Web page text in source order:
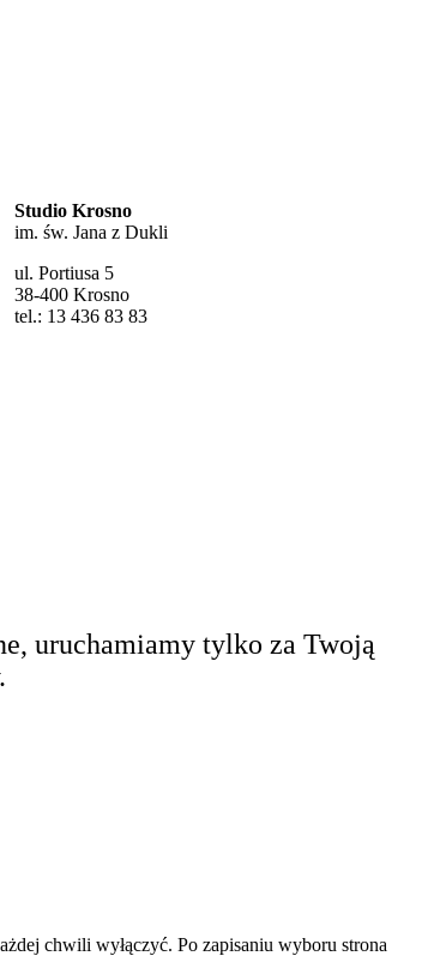
Studio Krosno
im. św. Jana z Dukli
ul. Portiusa 5
38-400 Krosno
tel.: 13 436 83 83
uruchamiamy tylko za Twoją
chwili wyłączyć. Po zapisaniu wyboru strona